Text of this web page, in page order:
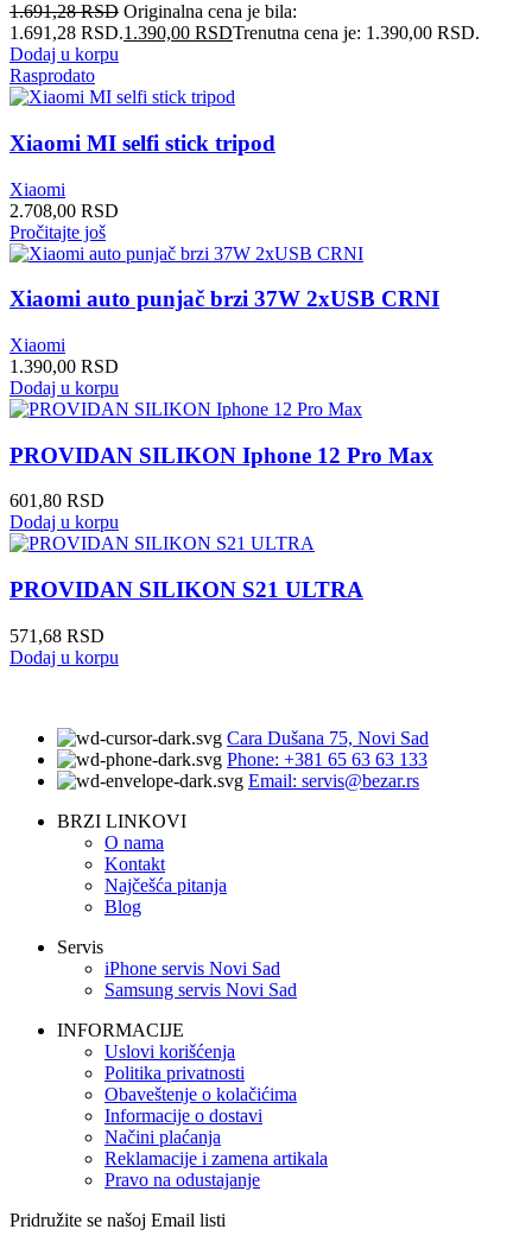
1.691,28RSD Originalna cena je bila:
1.691,28 RSD.1.390,00 RSDTrenutna cena je: 1.390,00 RSD.
Dodaj u korpu
Rasprodato
Xiaomi MI selfi stick tripod
Xiaomi
2.708,00 RSD
Pročitajte još
Xiaomi auto punjač brzi 37W 2xUSB CRNI
Xiaomi
1.390,00 RSD
Dodaj u korpu
PROVIDAN SILIKON Iphone 12 Pro Max
601,80 RSD
Dodaj u korpu
PROVIDAN SILIKON S21 ULTRA
571,68 RSD
Dodaj u korpu
Cara Dušana 75, Novi Sad
Phone: +381 65 63 63 133
Email: servis@bezar.rs
BRZI LINKOVI
O nama
Kontakt
Najčešća pitanja
Blog
Servis
iPhone servis Novi Sad
Samsung servis Novi Sad
INFORMACIJE
Uslovi korišćenja
Politika privatnosti
Obaveštenje o kolačićima
Informacije o dostavi
Načini plaćanja
Reklamacije i zamena artikala
Pravo na odustajanje
Pridružite se našoj Email listi